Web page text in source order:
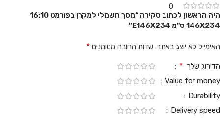
0
היה הראשון לכתוב סקירה “מסך חשמלי למקרן בפורמט 16:10
146X234 ס"מ E146X234”
האימייל לא יוצג באתר. שדות החובה מסומנים *
הדירוג שלך *
Value for money
Durability
Delivery speed